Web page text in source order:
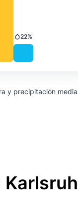
Precipitación
22%
y precipitación